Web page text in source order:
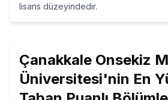
lisans düzeyindedir.
Çanakkale Onsekiz
Üniversitesi'nin En